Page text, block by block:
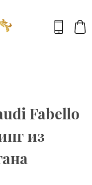
Fabello
из